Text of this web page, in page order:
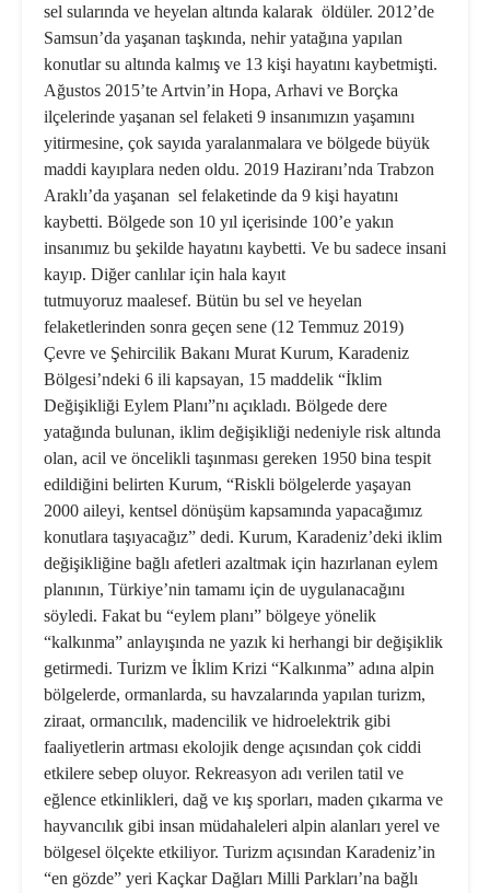
sel sularında ve heyelan altında kalarak öldüler. 2012’de
Samsun’da yaşanan taşkında, nehir yatağına yapılan
konutlar su altında kalmış ve 13 kişi hayatını kaybetmişti.
Ağustos 2015’te Artvin’in Hopa, Arhavi ve Borçka
ilçelerinde yaşanan sel felaketi 9 insanımızın yaşamını
yitirmesine, çok sayıda yaralanmalara ve bölgede büyük
maddi kayıplara neden oldu. 2019 Haziranı’nda Trabzon
Araklı’da yaşanan sel felaketinde da 9 kişi hayatını
kaybetti. Bölgede son 10 yıl içerisinde 100’e yakın
insanımız bu şekilde hayatını kaybetti. Ve bu sadece insani
kayıp. Diğer canlılar için hala kayıt
tutmuyoruz maalesef. Bütün bu sel ve heyelan
felaketlerinden sonra geçen sene (12 Temmuz 2019)
Çevre ve Şehircilik Bakanı Murat Kurum, Karadeniz
Bölgesi’ndeki 6 ili kapsayan, 15 maddelik “İklim
Değişikliği Eylem Planı”nı açıkladı. Bölgede dere
yatağında bulunan, iklim değişikliği nedeniyle risk altında
olan, acil ve öncelikli taşınması gereken 1950 bina tespit
edildiğini belirten Kurum, “Riskli bölgelerde yaşayan
2000 aileyi, kentsel dönüşüm kapsamında yapacağımız
konutlara taşıyacağız” dedi. Kurum, Karadeniz’deki iklim
değişikliğine bağlı afetleri azaltmak için hazırlanan eylem
planının, Türkiye’nin tamamı için de uygulanacağını
söyledi. Fakat bu “eylem planı” bölgeye yönelik
“kalkınma” anlayışında ne yazık ki herhangi bir değişiklik
getirmedi. Turizm ve İklim Krizi “Kalkınma” adına alpin
bölgelerde, ormanlarda, su havzalarında yapılan turizm,
ziraat, ormancılık, madencilik ve hidroelektrik gibi
faaliyetlerin artması ekolojik denge açısından çok ciddi
etkilere sebep oluyor. Rekreasyon adı verilen tatil ve
eğlence etkinlikleri, dağ ve kış sporları, maden çıkarma ve
hayvancılık gibi insan müdahaleleri alpin alanları yerel ve
bölgesel ölçekte etkiliyor. Turizm açısından Karadeniz’in
“en gözde” yeri Kaçkar Dağları Milli Parkları’na bağlı